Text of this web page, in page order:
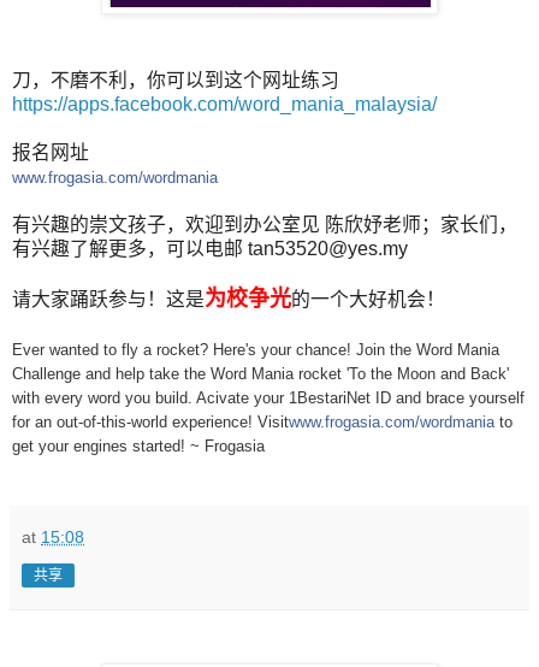
刀，不磨不利，你可以到这个网址练习
https://apps.facebook.com/word_mania_malaysia/
报名网址
www.frogasia.com/wordmania
有兴趣的崇文孩子，欢迎到办公室见 陈欣妤老师；家长们，
有兴趣了解更多，可以电邮 tan53520@yes.my
请大家踊跃参与！这是为校争光的一个大好机会！
Ever wanted to fly a rocket? Here's your chance! Join the Word Mania
Challenge and help take the Word Mania rocket 'To the Moon and Back'
with every word you build. Acivate your 1BestariNet ID and brace yourself
for an out-of-this-world experience! Visitwww.frogasia.com/wordmania to
get your engines started! ~ Frogasia
at 15:08
共享